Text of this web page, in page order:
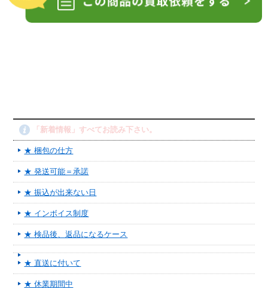
「新着情報」すべてお読み下さい。
★ 梱包の仕方
★ 発送可能＝承諾
★ 振込が出来ない日
★ インボイス制度
★ 検品後、返品になるケース
★ 直送に付いて
★ 休業期間中